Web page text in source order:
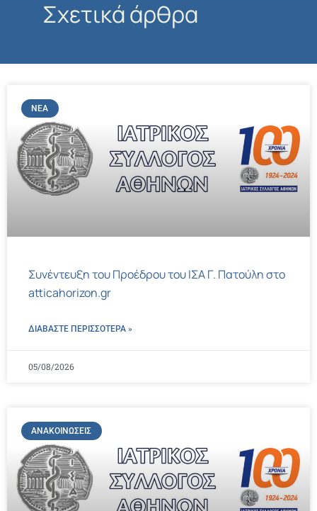
Σχετικά άρθρα
ΝΈΑ
Συνέντευξη του Προέδρου του ΙΣΑ Γ. Πατούλη στο
atticahorizon.gr
ΔΙΑΒΑΣΤΕ ΠΕΡΙΣΣΌΤΕΡΑ »
05/08/2026
ΑΝΑΚΟΙΝΏΣΕΙΣ